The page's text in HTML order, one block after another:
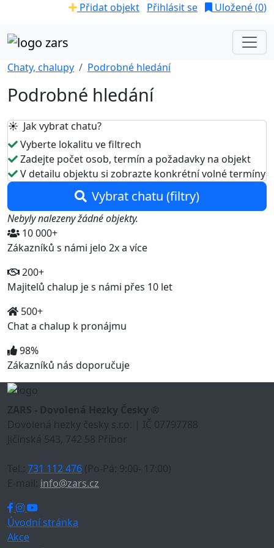
Přidat objekt Přihlásit se Uložené (0)
Chaty, chalupy Podrobné hledání
Podrobné hledání
☀️ Jak vybrat chatu?
Vyberte lokalitu ve filtrech
Zadejte počet osob, termín a požadavky na objekt
V detailu objektu si zobrazte konkrétní volné termíny
Vybrat chatu (filtry)
Nebyly nalezeny žádné objekty.
10 000+
Zákazníků s námi jelo 2x a více
200+
Majitelů chalup je s námi přes 10 let
500+
Chat a chalup k pronájmu
98%
Zákazníků nás doporučuje
ZARS - Dovolená Hezky Česky ®
Dovolená hezky česky s.r.o. | IČ 07797788
Jičínská 543, 742 58 Příbor
Tel.: 731 112 476 (Po-Pá: 9:00- 17:00)
E-mail: info@zars.cz
Úvodní stránka
Akce